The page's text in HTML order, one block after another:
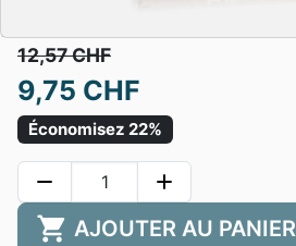
12,57 CHF
9,75 CHF
Économisez 22%
remove add
shopping_cart AJOUTER AU PANIER